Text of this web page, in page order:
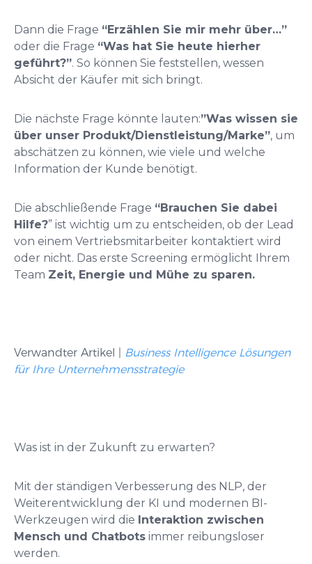
Dann die Frage “Erzählen Sie mir mehr über…”
oder die Frage “Was hat Sie heute hierher
geführt?”. So können Sie feststellen, wessen
Absicht der Käufer mit sich bringt.
Die nächste Frage könnte lauten:”Was wissen sie
über unser Produkt/Dienstleistung/Marke”, um
abschätzen zu können, wie viele und welche
Information der Kunde benötigt.
Die abschließende Frage “Brauchen Sie dabei
Hilfe?” ist wichtig um zu entscheiden, ob der Lead
von einem Vertriebsmitarbeiter kontaktiert wird
oder nicht. Das erste Screening ermöglicht Ihrem
Team Zeit, Energie und Mühe zu sparen.
Verwandter Artikel |
Business Intelligence Lösungen
für Ihre Unternehmensstrategie
Was ist in der Zukunft zu erwarten?
Mit der ständigen Verbesserung des NLP, der
Weiterentwicklung der KI und modernen BI-
Werkzeugen wird die Interaktion zwischen
Mensch und Chatbots immer reibungsloser
werden.